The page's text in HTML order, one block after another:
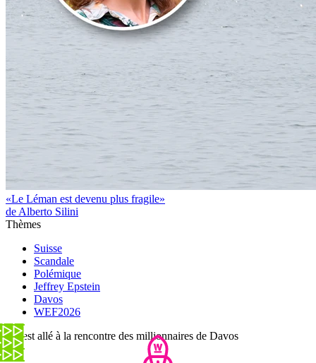
«Le Léman est devenu plus fragile»
de Alberto Silini
Thèmes
Suisse
Scandale
Polémique
Jeffrey Epstein
Davos
WEF2026
On est allé à la rencontre des millionnaires de Davos